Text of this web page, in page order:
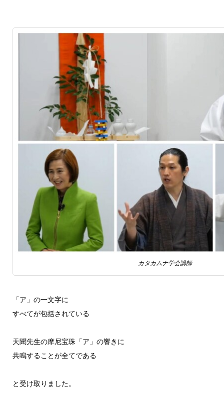
カタカムナ学会講師
「ア」の一文字に
すべてが包括されている
天聞先生の摩尼宝珠「ア」の響きに
共鳴することが全てである
と受け取りました。